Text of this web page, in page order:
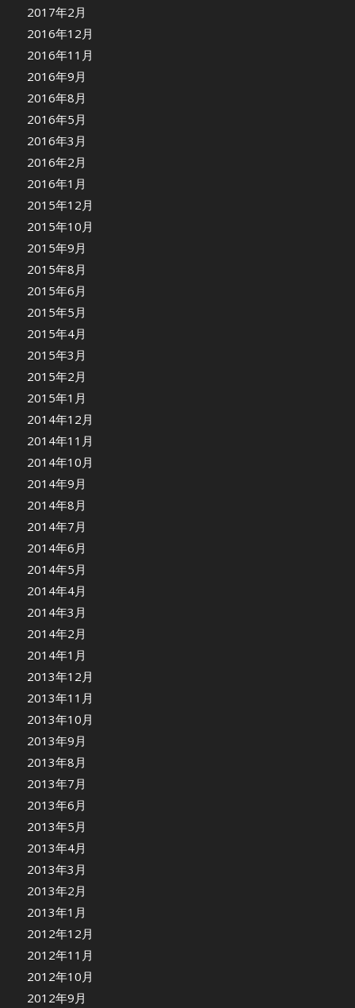
2017年2月
2016年12月
2016年11月
2016年9月
2016年8月
2016年5月
2016年3月
2016年2月
2016年1月
2015年12月
2015年10月
2015年9月
2015年8月
2015年6月
2015年5月
2015年4月
2015年3月
2015年2月
2015年1月
2014年12月
2014年11月
2014年10月
2014年9月
2014年8月
2014年7月
2014年6月
2014年5月
2014年4月
2014年3月
2014年2月
2014年1月
2013年12月
2013年11月
2013年10月
2013年9月
2013年8月
2013年7月
2013年6月
2013年5月
2013年4月
2013年3月
2013年2月
2013年1月
2012年12月
2012年11月
2012年10月
2012年9月